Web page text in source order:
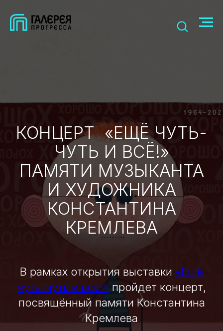
КОНЦЕРТ «ЕЩЁ ЧУТЬ-
ЧУТЬ И ВСЁ!»
ПАМЯТИ МУЗЫКАНТА
И ХУДОЖНИКА
КОНСТАНТИНА
КРЕМЛЕВА
В рамках открытия выставки «Ещё
чуть-чуть и всё!» пройдет концерт,
посвящённый памяти Константина
Кремлева